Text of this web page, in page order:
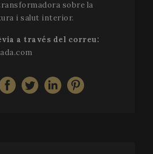
sobre la
i salut interior.
a través del correu: